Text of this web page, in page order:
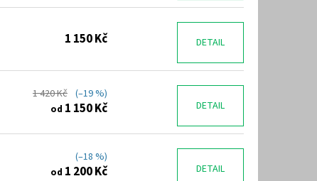
1 150 Kč DETAIL
1 420 Kč (–19 %)
od 1 150 Kč DETAIL
(–18 %)
od 1 200 Kč DETAIL